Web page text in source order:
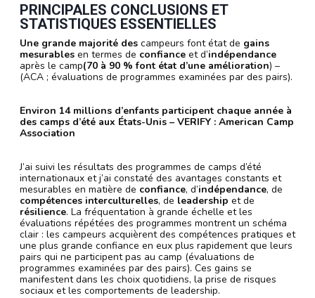
PRINCIPALES CONCLUSIONS ET
STATISTIQUES ESSENTIELLES
Une grande majorité des campeurs font état de gains
mesurables en termes de confiance et d’indépendance
après le camp(70 à 90 % font état d’une amélioration) –
(ACA ; évaluations de programmes examinées par des pairs).
Environ 14 millions d’enfants participent chaque année à
des camps d’été aux États-Unis – VERIFY : American Camp
Association
J’ai suivi les résultats des programmes de camps d’été
internationaux et j’ai constaté des avantages constants et
mesurables en matière de confiance, d’indépendance, de
compétences interculturelles, de leadership et de
résilience. La fréquentation à grande échelle et les
évaluations répétées des programmes montrent un schéma
clair : les campeurs acquièrent des compétences pratiques et
une plus grande confiance en eux plus rapidement que leurs
pairs qui ne participent pas au camp (évaluations de
programmes examinées par des pairs). Ces gains se
manifestent dans les choix quotidiens, la prise de risques
sociaux et les comportements de leadership.